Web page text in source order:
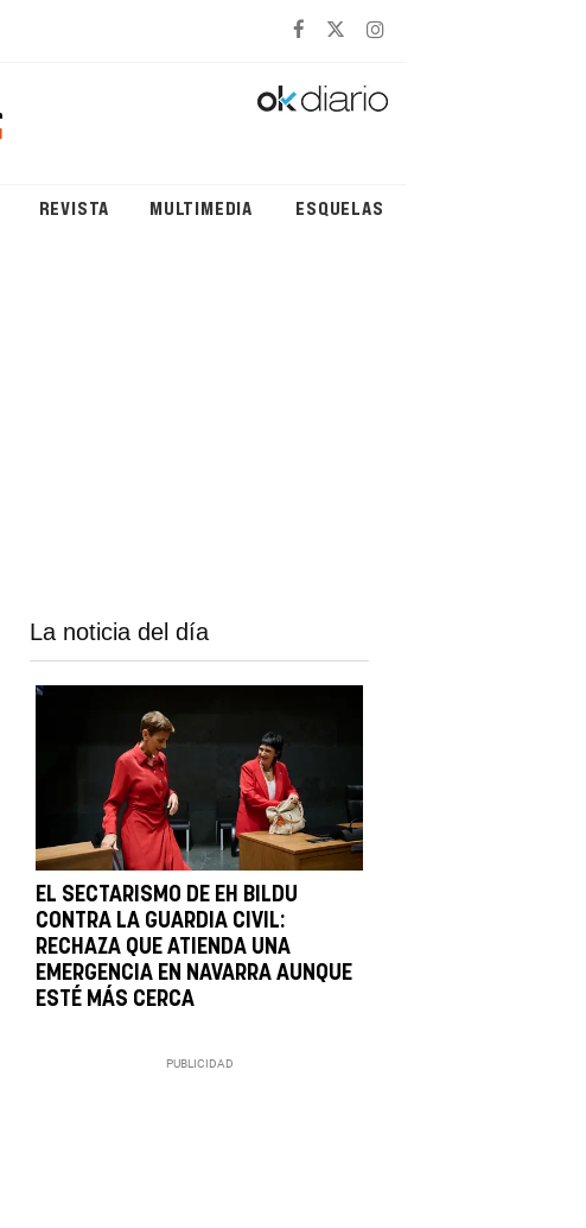
REVISTA MULTIMEDIA ESQUELAS
La noticia del día
EL SECTARISMO DE EH BILDU
CONTRA LA GUARDIA CIVIL:
RECHAZA QUE ATIENDA UNA
EMERGENCIA EN NAVARRA AUNQUE
ESTÉ MÁS CERCA